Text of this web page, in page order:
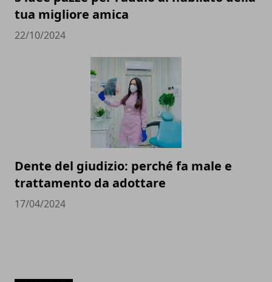
tua migliore amica
22/10/2024
Dente del giudizio: perché fa male e
trattamento da adottare
17/04/2024